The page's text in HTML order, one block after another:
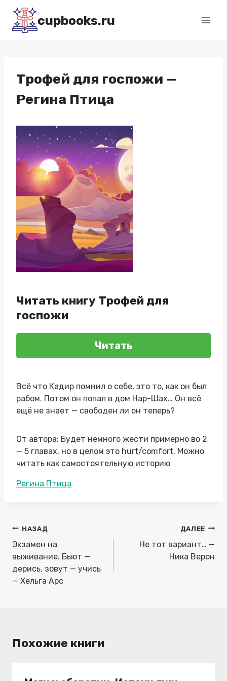
Перейти
содержимому
cupbooks.ru
Трофей для госпожи —
Регина Птица
Читать книгу Трофей для
госпожи
Читать
Всё что Кадир помнил о себе, это то, как он был
рабом. Потом он попал в дом Нар-Шах… Он всё
ещё не знает — свободен ли он теперь?
От автора: Будет немного жести примерно во 2
— 5 главах, но в целом это hurt/comfort. Можно
читать как самостоятельную историю
Метки
Регина Птица
Навигация
по
записям
НАЗАД
Экзамен на
выживание. Бьют —
дерись, зовут — учись
— Хельга Арс
ДАЛЕЕ
Не тот вариант… —
Ника Верон
Похожие книги